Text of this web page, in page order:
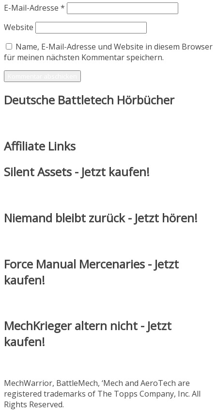
E-Mail-Adresse *
Website
Name, E-Mail-Adresse und Website in diesem Browser
für meinen nächsten Kommentar speichern.
Deutsche Battletech Hörbücher
Affiliate Links
Silent Assets - Jetzt kaufen!
Niemand bleibt zurück - Jetzt hören!
Force Manual Mercenaries - Jetzt
kaufen!
MechKrieger altern nicht - Jetzt
kaufen!
MechWarrior, BattleMech, ‘Mech and AeroTech are
registered trademarks of The Topps Company, Inc. All
Rights Reserved.